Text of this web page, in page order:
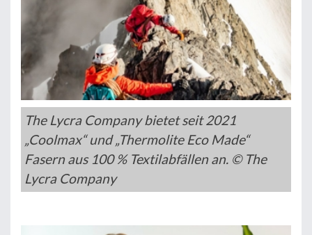
The Lycra Company bietet seit 2021
„Coolmax“ und „Thermolite Eco Made“
Fasern aus 100 % Textilabfällen an. © The
Lycra Company